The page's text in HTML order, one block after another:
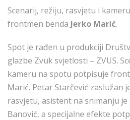
Scenarij, režiju, rasvjetu i
frontmen benda Jerko Marić.
Spot je rađen u produkciji
glazbe Zvuk svjetlosti – ZVUS.
kameru na spotu potpisuje
Marić. Petar Starčević zaslužan
rasvjetu, asistent na snimanju je
Banović, a specijalne efekte